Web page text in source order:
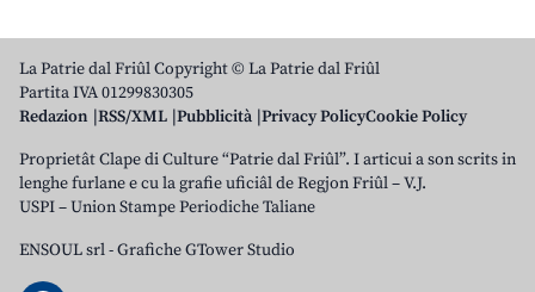
La Patrie dal Friûl Copyright © La Patrie dal Friûl
Partita IVA 01299830305
Redazion RSS/XML Pubblicità Privacy PolicyCookie Policy
Proprietât Clape di Culture “Patrie dal Friûl”. I articui a son scrits in
lenghe furlane e cu la grafie uficiâl de Regjon Friûl – V.J.
USPI – Union Stampe Periodiche Taliane
ENSOUL srl-Grafiche GTower Studio